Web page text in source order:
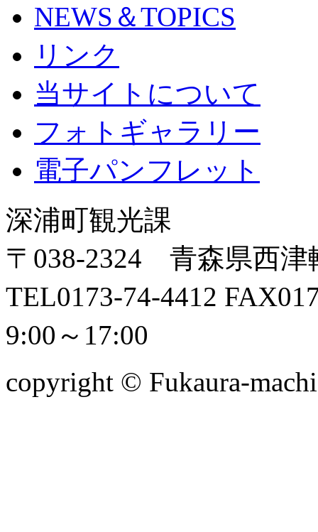
NEWS＆TOPICS
リンク
当サイトについて
フォトギャラリー
電子パンフレット
深浦町観光課
〒038-2324 青森県西津
TEL0173-74-4412
9:00～17:00
copyright © Fukaura-